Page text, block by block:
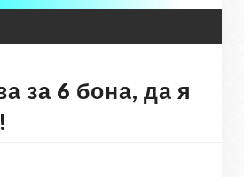
за 6 бона, да я